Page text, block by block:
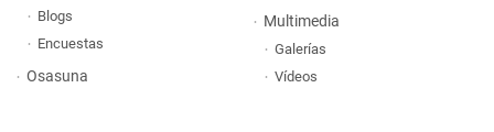
Blogs
Encuestas
Osasuna
Multimedia
Galerías
Vídeos